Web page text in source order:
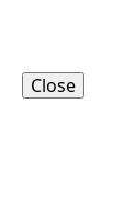
Close